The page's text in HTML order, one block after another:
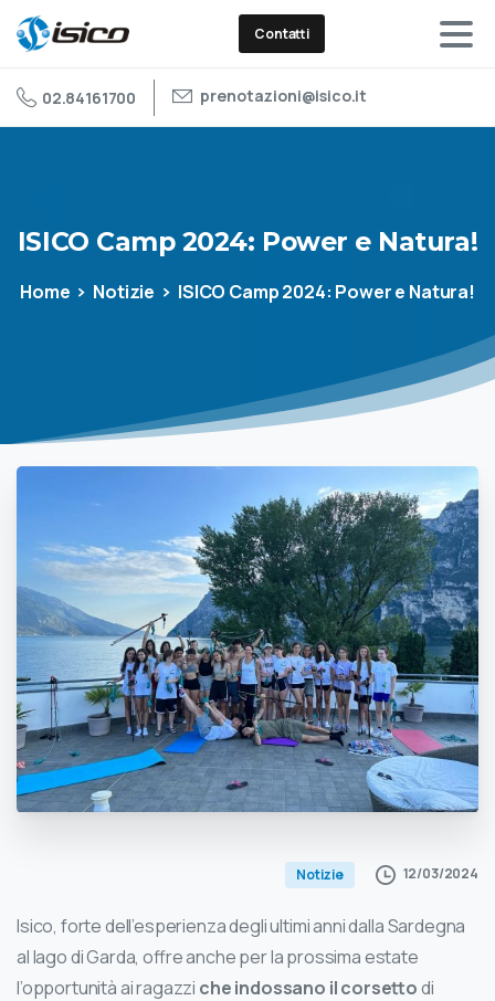
Contatti
02.84161700 prenotazioni@isico.it
ISICO Camp 2024: Power e Natura!
Home Notizie ISICO Camp 2024: Power e Natura!
Notizie 12/03/2024
Isico, forte dell’esperienza degli ultimi anni dalla Sardegna
al lago di Garda, offre anche per la prossima estate
l’opportunità ai ragazzi che indossano il corsettodi